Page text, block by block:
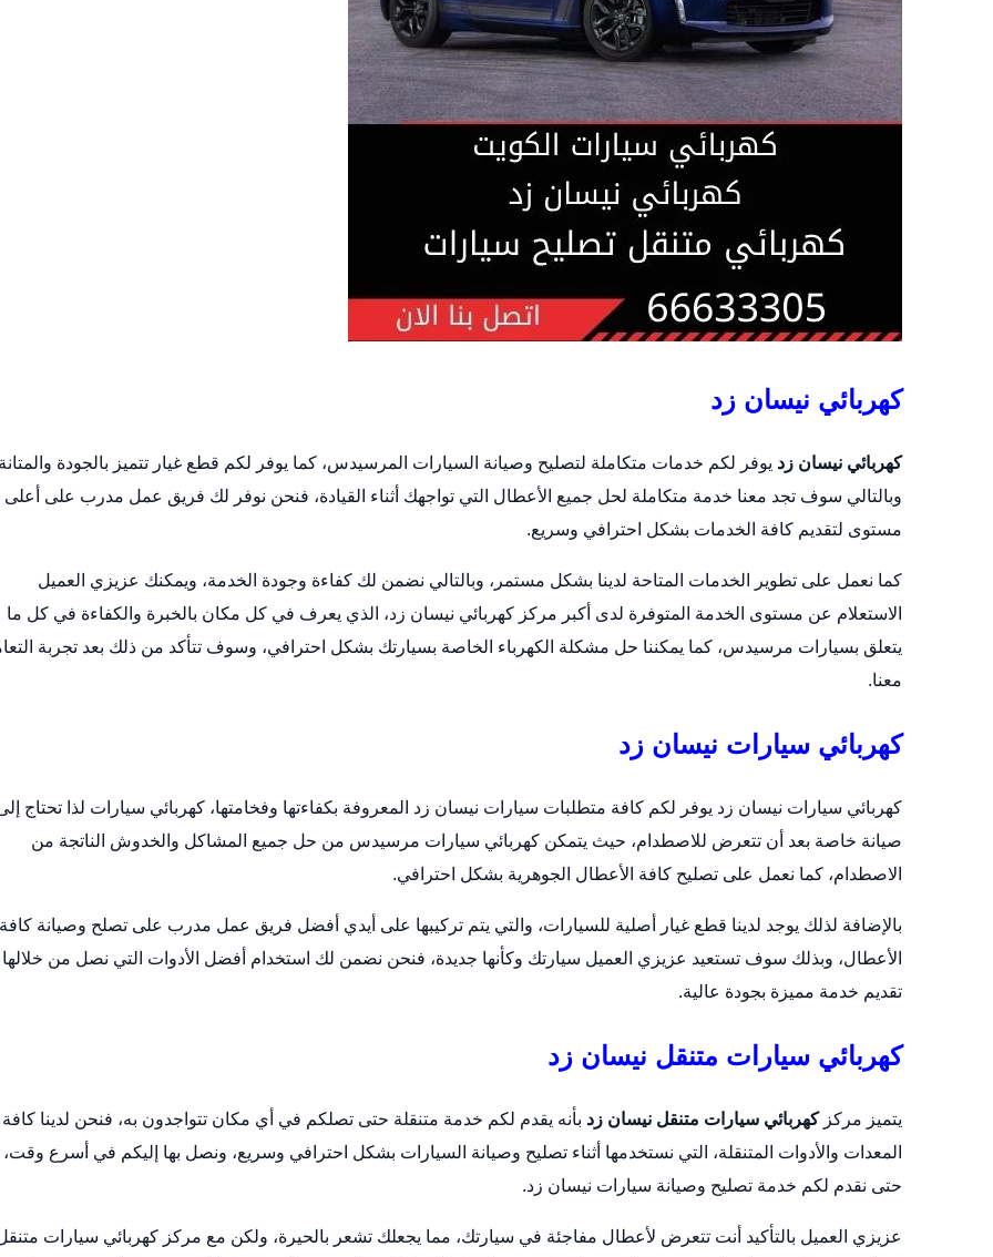
كهربائي نيسان زد
كهربائي نيسان زد يوفر لكم خدمات متكاملة لتصليح وصيانة السيارات المرسيدس، كما يوفر لكم قطع غيار تتميز بالجودة
وبالتالي سوف تجد معنا خدمة متكاملة لحل جميع الأعطال التي تواجهك أثناء القيادة، فنحن نوفر لك فريق عمل مدرب على أعلى
مستوى لتقديم كافة الخدمات بشكل احترافي وسريع.
كما نعمل على تطوير الخدمات المتاحة لدينا بشكل مستمر، وبالتالي نضمن لك كفاءة وجودة الخدمة، ويمكنك عزيزي العميل
الاستعلام عن مستوى الخدمة المتوفرة لدى أكبر مركز كهربائي نيسان زد، الذي يعرف في كل مكان بالخبرة والكفاءة في كل ما
يتعلق بسيارات مرسيدس، كما يمكننا حل مشكلة الكهرباء الخاصة بسيارتك بشكل احترافي، وسوف تتأكد من ذلك بعد تجربة
معنا.
كهربائي سيارات نيسان زد
كهربائي سيارات نيسان زد يوفر لكم كافة متطلبات سيارات نيسان زد المعروفة بكفاءتها وفخامتها، كهربائي سيارات لذا تحتاج
صيانة خاصة بعد أن تتعرض للاصطدام، حيث يتمكن كهربائي سيارات مرسيدس من حل جميع المشاكل والخدوش الناتجة من
الاصطدام، كما نعمل على تصليح كافة الأعطال الجوهرية بشكل احترافي.
بالإضافة لذلك يوجد لدينا قطع غيار أصلية للسيارات، والتي يتم تركيبها على أيدي أفضل فريق عمل مدرب على تصلح وصيانة كافة
الأعطال، وبذلك سوف تستعيد عزيزي العميل سيارتك وكأنها جديدة، فنحن نضمن لك استخدام أفضل الأدوات التي نصل من خلالها
تقديم خدمة مميزة بجودة عالية.
كهربائي سيارات متنقل نيسان زد
يتميز مركزكهربائي سيارات متنقل نيسان زد بأنه يقدم لكم خدمة متنقلة حتى تصلكم في أي مكان تتواجدون به، فنحن لدينا كافة
المعدات والأدوات المتنقلة، التي نستخدمها أثناء تصليح وصيانة السيارات بشكل احترافي وسريع، ونصل بها إليكم في أسرع وقت،
حتى نقدم لكم خدمة تصليح وصيانة سيارات نيسان زد.
عزيزي العميل بالتأكيد أنت تتعرض لأعطال مفاجئة في سيارتك، مما يجعلك تشعر بالحيرة، ولكن مع مركز كهربائي سيارات